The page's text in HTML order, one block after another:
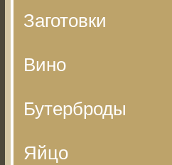
Заготовки
Вино
Бутерброды
Яйцо